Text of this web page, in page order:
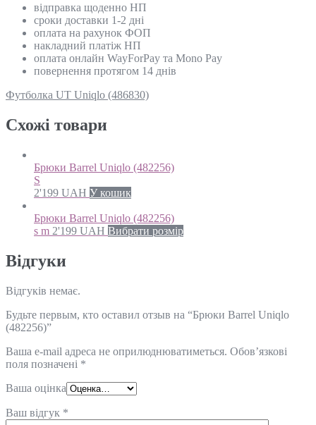
відправка щоденно НП
сроки доставки 1-2 дні
оплата на рахунок ФОП
накладний платіж НП
оплата онлайн WayForPay та Mono Pay
повернення протягом 14 днів
Футболка UT Uniqlo (486830)
Схожi товари
Брюки Barrel Uniqlo (482256)
S
2'199 UAH У кошик
Брюки Barrel Uniqlo (482256)
s m 2'199 UAH Вибрати розмір
Відгуки
Відгуків немає.
Будьте первым, кто оставил отзыв на “Брюки Barrel Uniqlo
(482256)”
Ваша e-mail адреса не оприлюднюватиметься. Обов’язкові
поля позначені *
Ваша оцінка
Ваш відгук *